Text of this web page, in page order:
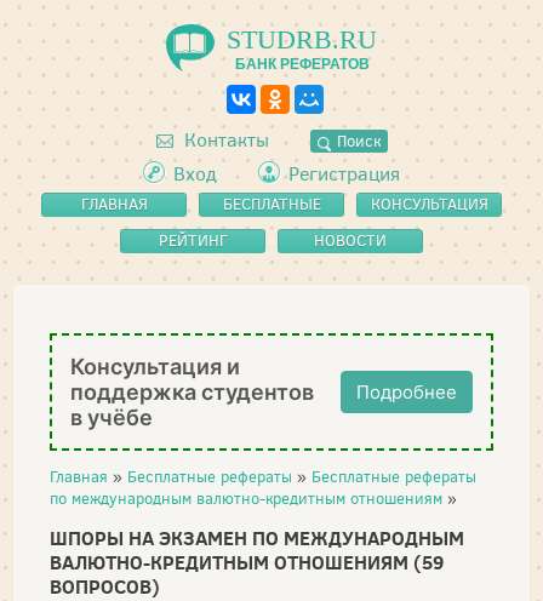
STUDRB.RU
БАНК РЕФЕРАТОВ
Контакты Поиск
Вход Регистрация
ГЛАВНАЯ
БЕСПЛАТНЫЕ
РЕФЕРАТЫ
КОНСУЛЬТАЦИЯ
РЕЙТИНГ
НОВОСТИ
Консультация и
поддержка студентов
в учёбе
Подробнее
Главная » Бесплатные рефераты » Бесплатные рефераты
по международным валютно-кредитным отношениям »
ШПОРЫ НА ЭКЗАМЕН ПО МЕЖДУНАРОДНЫМ
ВАЛЮТНО-КРЕДИТНЫМ ОТНОШЕНИЯМ (59
ВОПРОСОВ)